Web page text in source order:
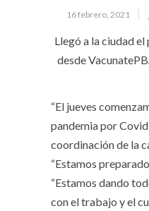
16 febrero, 2021
Llegó a la ciudad
desde
“El jueves
pandemia por
coordinación de la
“Estamos
“Estamos dando
con el trabajo y el